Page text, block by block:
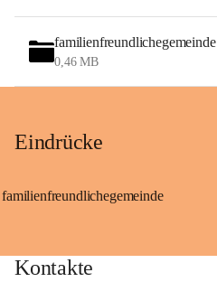
familienfreundlichegemeinde
0,46 MB
Eindrücke
familienfreundlichegemeinde
Kontakte